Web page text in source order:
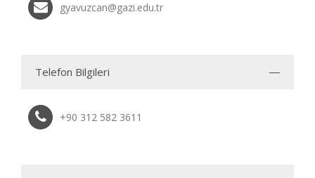
gyavuzcan@gazi.edu.tr
Telefon Bilgileri
+90 312 582 3611